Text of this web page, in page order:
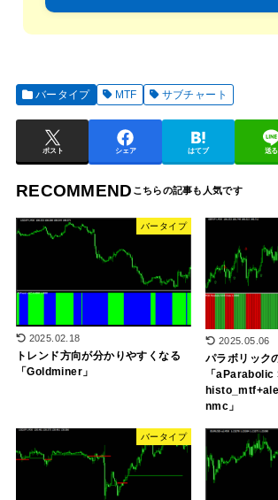
バータイプ MTF サブチャート
ポスト シェア はてブ 送る
RECOMMEND
バータイプ
2025.02.18
トレンド方向が分かりやすくなる
「Goldminer」
2025.05.06
パラボリック
「aParabolic
nmc」
バータイプ